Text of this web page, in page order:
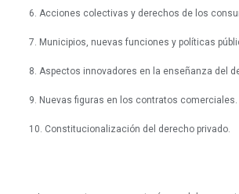
6. Acciones colectivas y derechos de los
7. Municipios, nuevas funciones y políticas
8. Aspectos innovadores en la enseñanza del
9. Nuevas figuras en los contratos comerciales.
10. Constitucionalización del derecho privado.